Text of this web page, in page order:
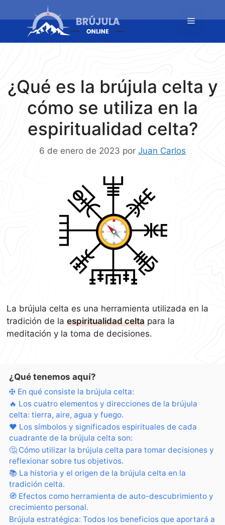
al
contenido
Menú
¿Qué es la brújula celta y
cómo se utiliza en la
espiritualidad celta?
6 de enero de 2023 por Juan Carlos
La brújula celta es una herramienta utilizada en la
tradición de laespiritualidad celta para la
meditación y la toma de decisiones.
¿Qué tenemos aquí?
✠ En qué consiste la brújula celta:
🔥 Los cuatro elementos y direcciones de la brújula
celta: tierra, aire, agua y fuego.
❤ Los símbolos y significados espirituales de cada
cuadrante de la brújula celta son:
🤔 Cómo utilizar la brújula celta para tomar decisiones y
reflexionar sobre tus objetivos.
📚 La historia y el origen de la brújula celta en la
tradición celta.
🧭 Efectos como herramienta de auto-descubrimiento y
crecimiento personal.
Brújula estratégica: Todos los beneficios que aportará a